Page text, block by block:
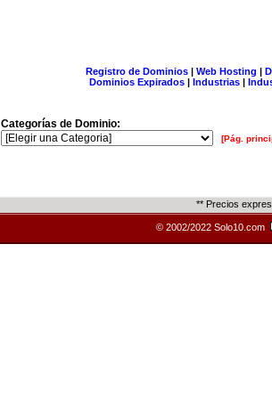
Registro de Dominios| Web Hosting |
Dominios Expirados | Industrias |
Categorías de Dominio:
[Pág.
** Precios
© 2002/2022 Solo10.com